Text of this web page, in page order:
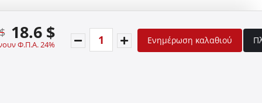
18.6 $
Φ.Π.Α. 24% Ενημέρωση καλαθιού